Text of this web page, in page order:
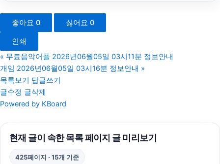
동탄임플란트
좋아요 0 싫어요 0
인쇄
« 무료음악어플 2026년06월05일 03시11분 정보안내
개임 2026년06월05일 03시16분 정보안내 »
목록보기 답글쓰기
글수정 글삭제
Powered by KBoard
현재 글이 속한 목록 페이지 글 미리보기
425페이지 · 15개 기준